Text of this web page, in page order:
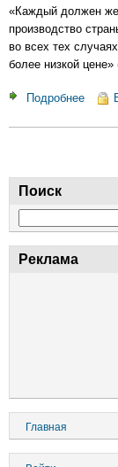
«Каждый должен
производство
во всех тех
более низкой
Подробнее
Поиск
Реклама
Основная
навигация
Главная